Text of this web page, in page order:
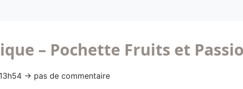
– Pochette Fruits et
→ pas de commentaire